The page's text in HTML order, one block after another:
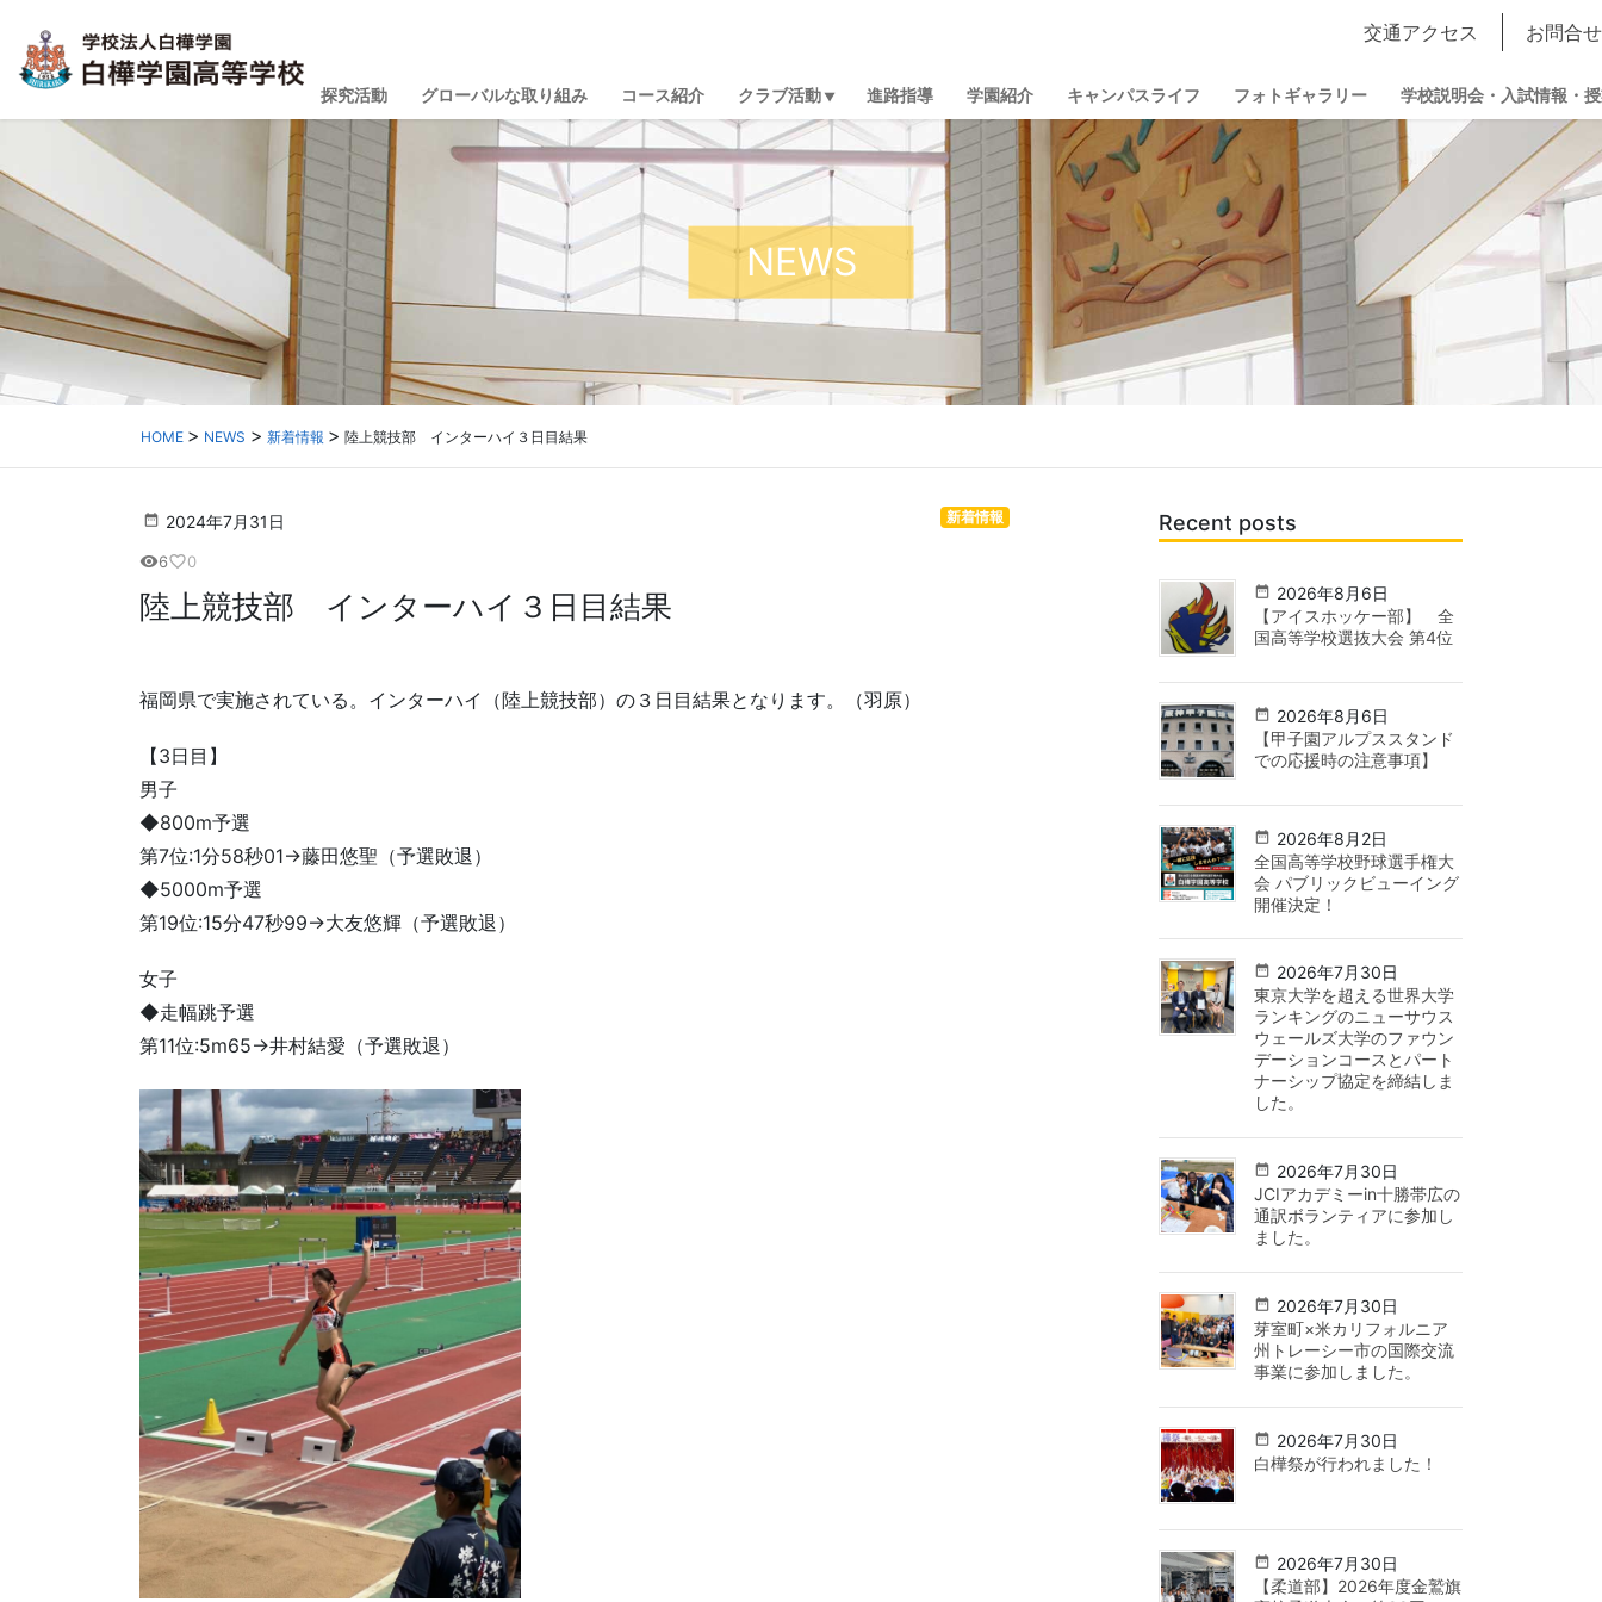
交通アクセス お問合せ
探究活動 グローバルな取り組み コース紹介 クラブ活動 進路指導 学園紹介 キャンパスライフ フォトギャラリー 学校説明会・入試情報・
NEWS
HOME NEWS 新着情報 陸上競技部 インターハイ３日目結果
2024年7月31日 新着情報
visibility6favorite_border0
陸上競技部 インターハイ３日目結果
福岡県で実施されている。インターハイ（陸上競技部）の３日目結果となります。（羽原）
【3日目】
男子
◆800m予選
第7位:1分58秒01→藤田悠聖（予選敗退）
◆5000m予選
第19位:15分47秒99→大友悠輝（予選敗退）
女子
◆走幅跳予選
第11位:5m65→井村結愛（予選敗退）
Recent posts
2026年8月6日
【アイスホッケー部】 全
国高等学校選抜大会 第4位
2026年8月6日
【甲子園アルプススタンド
での応援時の注意事項】
2026年8月2日
全国高等学校野球選手権大
会 パブリックビューイング
開催決定！
2026年7月30日
東京大学を超える世界大学
ランキングのニューサウス
ウェールズ大学のファウン
デーションコースとパート
ナーシップ協定を締結しま
した。
2026年7月30日
JCIアカデミーin十勝帯広の
通訳ボランティアに参加し
ました。
2026年7月30日
芽室町×米カリフォルニア
州トレーシー市の国際交流
事業に参加しました。
2026年7月30日
白樺祭が行われました！
2026年7月30日
【柔道部】2026年度金鷲旗